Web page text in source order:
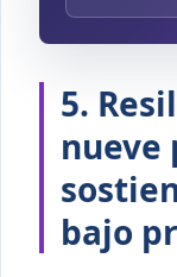
5.
nueve
bajo